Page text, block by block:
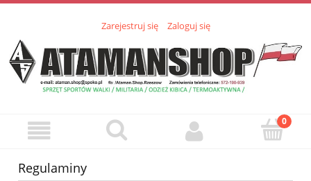
Zarejestruj się Zaloguj się
Regulaminy